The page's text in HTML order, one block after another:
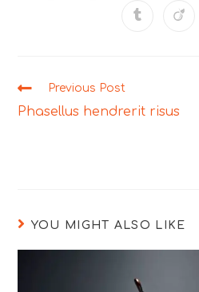
Previous Post
Phasellus hendrerit risus
YOU MIGHT ALSO LIKE